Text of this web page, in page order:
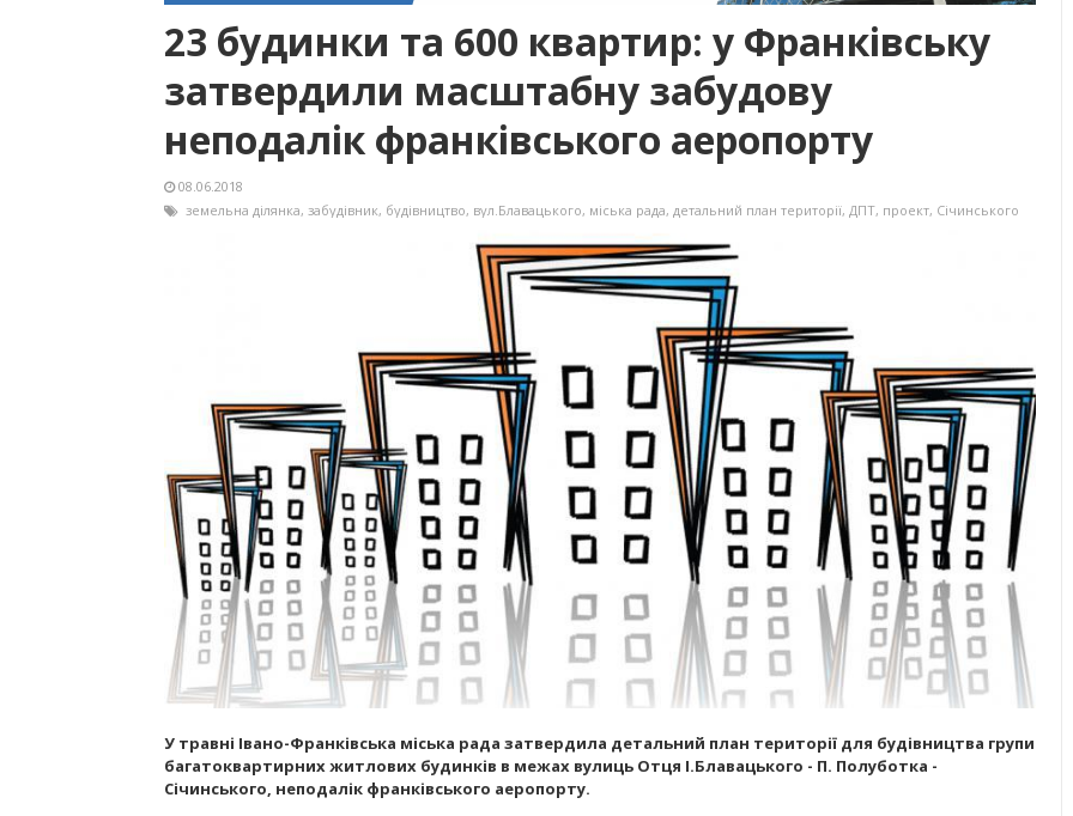
23 будинки та 600 квартир: у Франківську
затвердили масштабну забудову
неподалік франківського аеропорту
08.06.2018
земельна ділянка, забудівник, будівництво, вул.Блавацького, міська рада, детальний план території, ДПТ, проект, Січинського
У травні Івано-Франківська міська рада затвердила детальний план території для будівництва групи
багатоквартирних житлових будинків в межах вулиць Отця І.Блавацького - П. Полуботка -
Січинського, неподалік франківського аеропорту.